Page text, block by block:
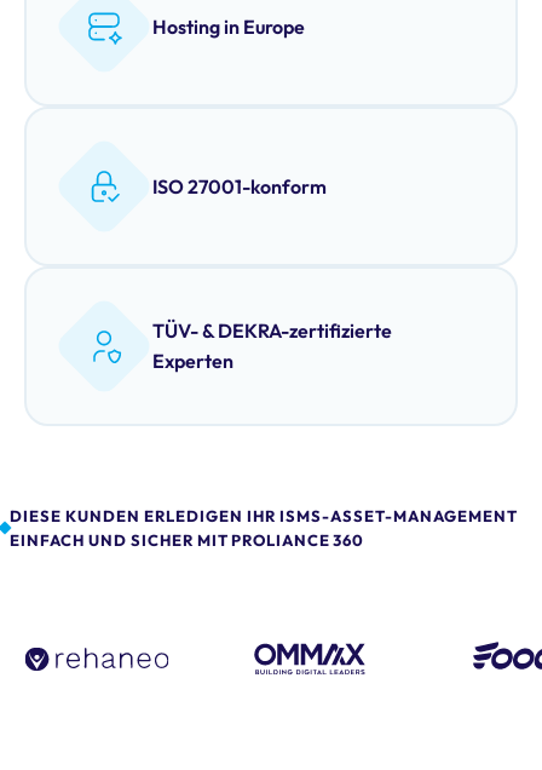
Hosting in Europe
ISO 27001-konform
TÜV- & DEKRA-zertifizierte
Experten
DIESE KUNDEN ERLEDIGEN IHR ISMS-ASSET-MANAGEMENT
EINFACH UND SICHER MIT PROLIANCE 360